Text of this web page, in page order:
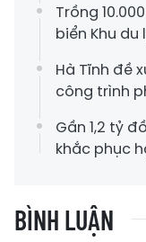
Trồng
biển Khu du
Hà Tĩnh đề
công trình
Gần 1,2 tỷ
khắc phục
BÌNH LUẬN